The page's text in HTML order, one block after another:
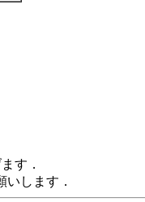
す．
いします．